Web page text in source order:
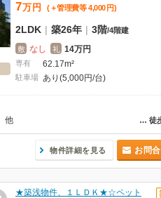
7万 円 (＋管理費等 4,000 円)
2LDK | 築26年 | 3階/4階建
敷 なし 礼 14万円
専有 62.17m²
駐車場 あり(5,000円/台)
… 徒
他
物件詳細を見る お問
★築浅物件、１ＬＤＫ★☆ペット